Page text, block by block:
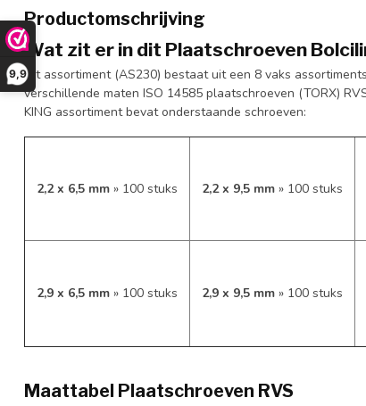
9,9
Productomschrijving
Wat zit er in dit Plaatschroeven
Dit assortiment (AS230) bestaat uit een 8 vaks
verschillende maten ISO 14585 plaatschroeven (TORX)
KING assortiment bevat onderstaande schroeven:
2,2 x 6,5 mm » 100 stuks 2,2 x 9,5 mm » 100 stuks
2,9 x 6,5 mm » 100 stuks 2,9 x 9,5 mm » 100 stuks
Maattabel Plaatschroeven RVS